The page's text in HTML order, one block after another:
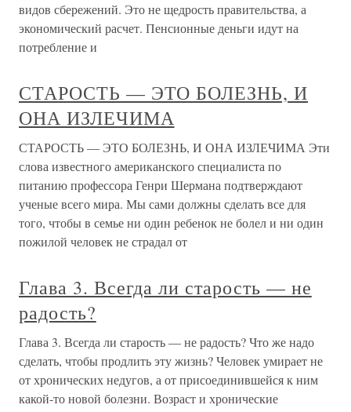
видов сбережений. Это не щедрость правительства, а
экономический расчет. Пенсионные деньги идут на
потребление и
СТАРОСТЬ — ЭТО БОЛЕЗНЬ, И
ОНА ИЗЛЕЧИМА
СТАРОСТЬ — ЭТО БОЛЕЗНЬ, И ОНА ИЗЛЕЧИМА Эти
слова известного американского специалиста по
питанию профессора Генри Шермана подтверждают
ученые всего мира. Мы сами должны сделать все для
того, чтобы в семье ни один ребенок не болел и ни один
пожилой человек не страдал от
Глава 3. Всегда ли старость — не
радость?
Глава 3. Всегда ли старость — не радость? Что же надо
сделать, чтобы продлить эту жизнь? Человек умирает не
от хронических недугов, а от присоединившейся к ним
какой-то новой болезни. Возраст и хронические